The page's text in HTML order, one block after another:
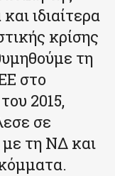
ιδιαίτερα
κρίσης
τη
στο
2015,
σε
τη ΝΔ και